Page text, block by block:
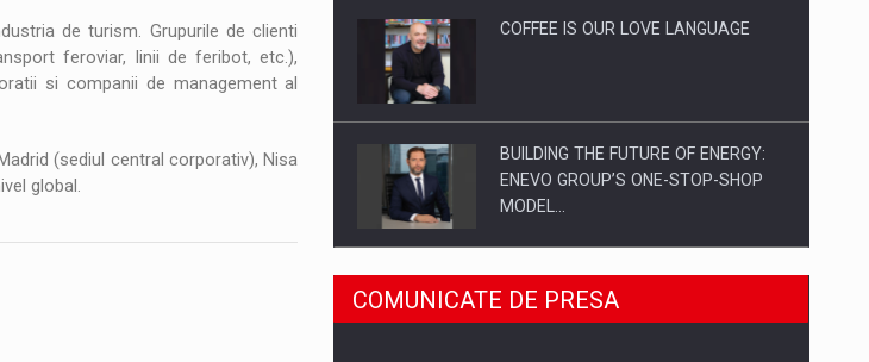
de turism. Grupurile de clienti
feroviar, linii de feribot, etc.),
si companii de management al
(sediul central corporativ), Nisa
global.
COFFEE IS OUR LOVE LANGUAGE
BUILDING THE FUTURE OF ENERGY:
ENEVO GROUP’S ONE-STOP-SHOP
MODEL…
ROOTED IN ROMANIA, BUILT TO
DELIVER TECHNOLOGY FOR THE…
COMUNICATE DE PRESA